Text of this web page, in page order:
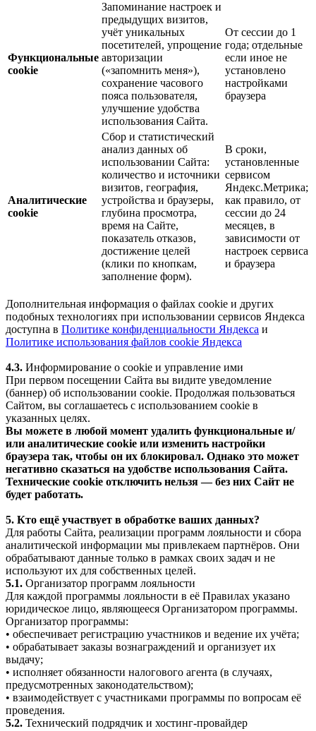
Функциональные
cookie
Запоминание настроек и
предыдущих визитов,
учёт уникальных
посетителей, упрощение
авторизации
(«запомнить меня»),
сохранение часового
пояса пользователя,
улучшение удобства
использования Сайта.
От сессии до 1
года; отдельные
если иное не
установлено
настройками
браузера
Аналитические
cookie
Сбор и статистический
анализ данных об
использовании Сайта:
количество и источники
визитов, география,
устройства и браузеры,
глубина просмотра,
время на Сайте,
показатель отказов,
достижение целей
(клики по кнопкам,
заполнение форм).
В сроки,
установленные
сервисом
Яндекс.Метрика;
как правило, от
сессии до 24
месяцев, в
зависимости от
настроек сервиса
и браузера
Дополнительная информация о файлах cookie и других
подобных технологиях при использовании сервисов Яндекса
доступна в Политике конфиденциальности Яндекса и
Политике использования файлов cookie Яндекса
4.3. Информирование о cookie и управление ими
При первом посещении Сайта вы видите уведомление
(баннер) об использовании cookie. Продолжая пользоваться
Сайтом, вы соглашаетесь с использованием cookie в
указанных целях.
Вы можете в любой момент удалить функциональные и/
или аналитические cookie или изменить настройки
браузера так, чтобы он их блокировал. Однако это может
негативно сказаться на удобстве использования Сайта.
Технические cookie отключить нельзя — без них Сайт не
будет работать.
5. Кто ещё участвует в обработке ваших данных?
Для работы Сайта, реализации программ лояльности и сбора
аналитической информации мы привлекаем партнёров. Они
обрабатывают данные только в рамках своих задач и не
используют их для собственных целей.
5.1. Организатор программ лояльности
Для каждой программы лояльности в её Правилах указано
юридическое лицо, являющееся Организатором программы.
Организатор программы:
• обеспечивает регистрацию участников и ведение их учёта;
• обрабатывает заказы вознаграждений и организует их
выдачу;
• исполняет обязанности налогового агента (в случаях,
предусмотренных законодательством);
• взаимодействует с участниками программы по вопросам её
проведения.
5.2. Технический подрядчик и хостинг-провайдер